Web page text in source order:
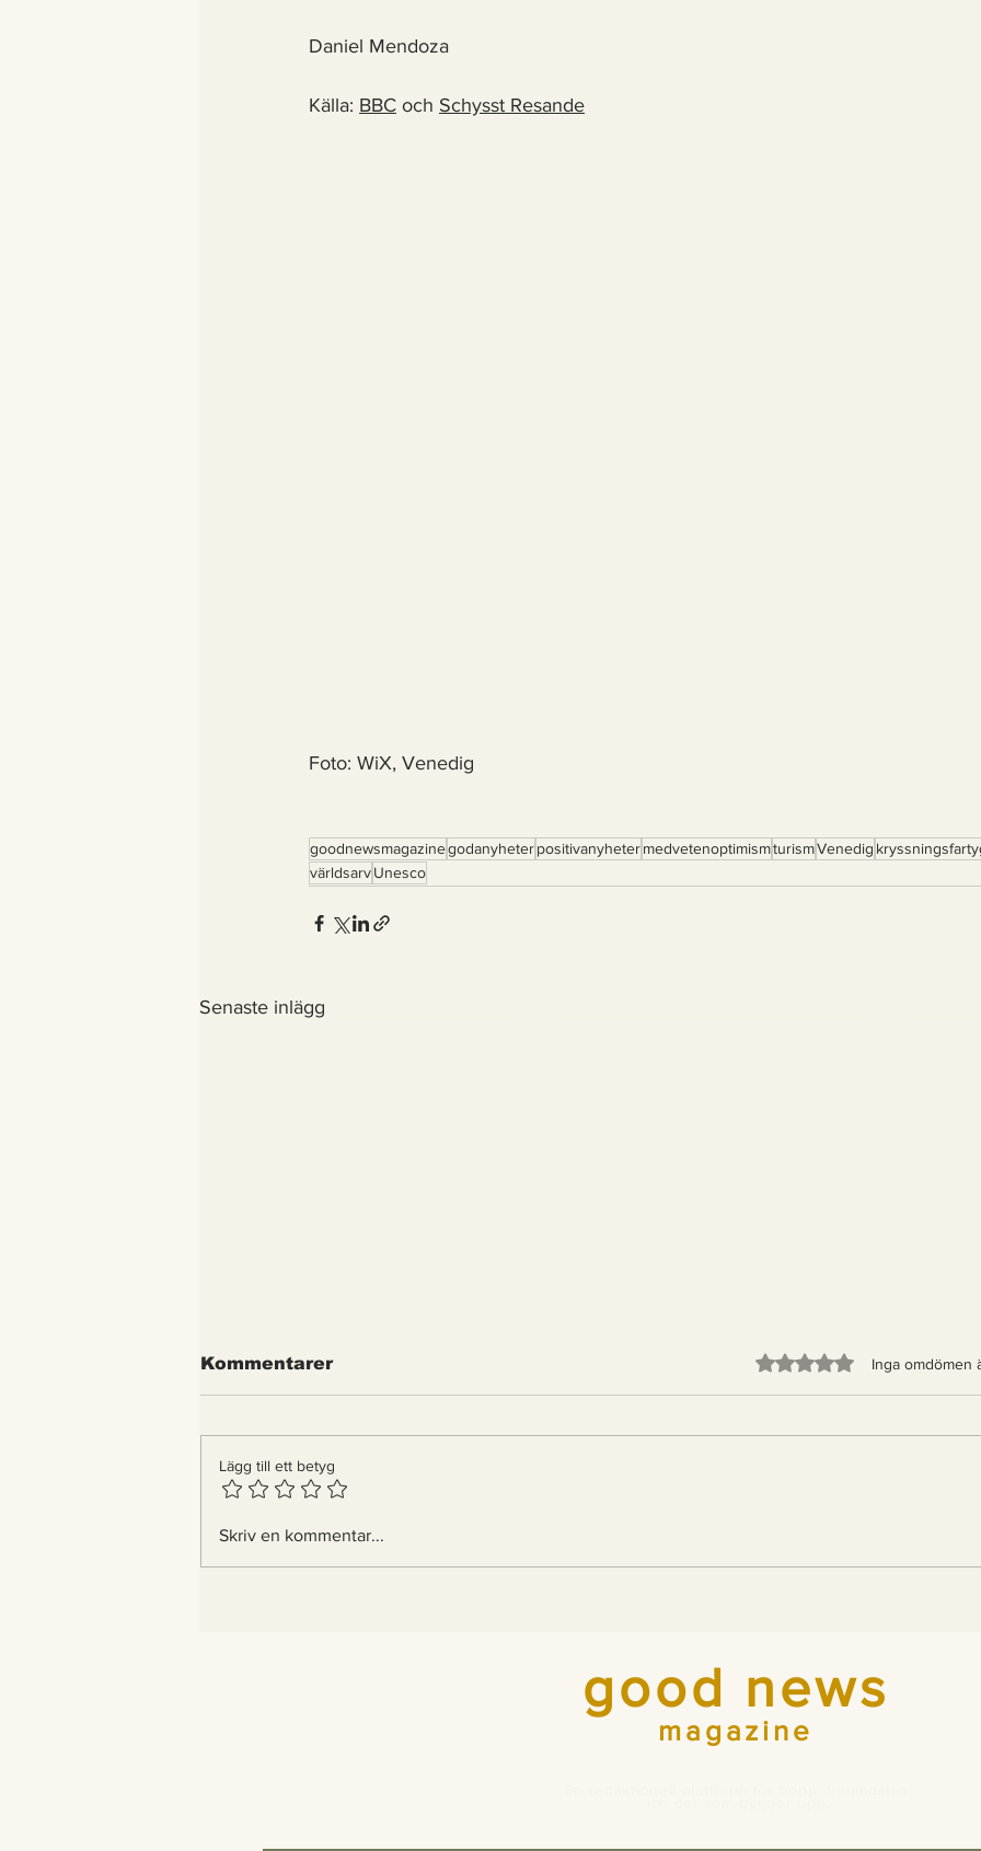
Daniel Mendoza
Källa: BBC och Schysst Resande
Foto: WiX, Venedig
goodnewsmagazinegodanyheterpositivanyhetermedvetenoptimismturismVenedig
världsarvUnesco
Senaste inlägg
Indiens tigrar blir fler –
passager åt dem
Italien är skog
år
Kommentarer Betygsatt till 0 av 5Inga omdömen
Lägg till ett betyg
Skriv en kommentar...
good news
magazine